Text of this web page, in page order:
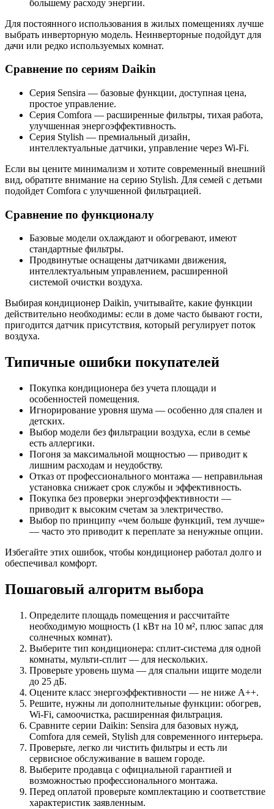
большему расходу энергии.
Для постоянного использования в жилых помещениях лучше
выбрать инверторную модель. Неинверторные подойдут для
дачи или редко используемых комнат.
Сравнение по сериям Daikin
Серия Sensira — базовые функции, доступная цена,
простое управление.
Серия Comfora — расширенные фильтры, тихая работа,
улучшенная энергоэффективность.
Серия Stylish — премиальный дизайн,
интеллектуальные датчики, управление через Wi-Fi.
Если вы цените минимализм и хотите современный внешний
вид, обратите внимание на серию Stylish. Для семей с детьми
подойдет Comfora с улучшенной фильтрацией.
Сравнение по функционалу
Базовые модели охлаждают и обогревают, имеют
стандартные фильтры.
Продвинутые оснащены датчиками движения,
интеллектуальным управлением, расширенной
системой очистки воздуха.
Выбирая кондиционер Daikin, учитывайте, какие функции
действительно необходимы: если в доме часто бывают гости,
пригодится датчик присутствия, который регулирует поток
воздуха.
Типичные ошибки покупателей
Покупка кондиционера без учета площади и
особенностей помещения.
Игнорирование уровня шума — особенно для спален и
детских.
Выбор модели без фильтрации воздуха, если в семье
есть аллергики.
Погоня за максимальной мощностью — приводит к
лишним расходам и неудобству.
Отказ от профессионального монтажа — неправильная
установка снижает срок службы и эффективность.
Покупка без проверки энергоэффективности —
приводит к высоким счетам за электричество.
Выбор по принципу «чем больше функций, тем лучше»
— часто это приводит к переплате за ненужные опции.
Избегайте этих ошибок, чтобы кондиционер работал долго и
обеспечивал комфорт.
Пошаговый алгоритм выбора
Определите площадь помещения и рассчитайте
необходимую мощность (1 кВт на 10 м², плюс запас для
солнечных комнат).
Выберите тип кондиционера: сплит-система для одной
комнаты, мульти-сплит — для нескольких.
Проверьте уровень шума — для спальни ищите модели
до 25 дБ.
Оцените класс энергоэффективности — не ниже A++.
Решите, нужны ли дополнительные функции: обогрев,
Wi-Fi, самоочистка, расширенная фильтрация.
Сравните серии Daikin: Sensira для базовых нужд,
Comfora для семей, Stylish для современного интерьера.
Проверьте, легко ли чистить фильтры и есть ли
сервисное обслуживание в вашем городе.
Выберите продавца с официальной гарантией и
возможностью профессионального монтажа.
Перед оплатой проверьте комплектацию и соответствие
характеристик заявленным.